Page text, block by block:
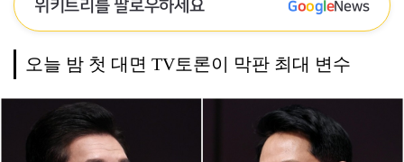
위키트리를 팔로우하세요 GoogleNews
오늘 밤 첫 대면 TV토론이 막판 최대 변수